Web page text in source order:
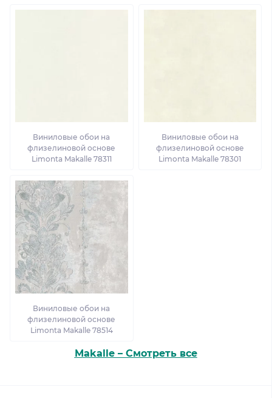
Виниловые обои на
флизелиновой основе
Limonta Makalle 78311
Виниловые обои на
флизелиновой основе
Limonta Makalle 78301
Виниловые обои на
флизелиновой основе
Limonta Makalle 78514
Makalle – Смотреть все